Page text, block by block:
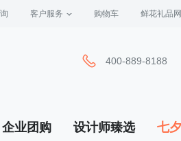
客户服务 购物车 鲜花礼品
400-889-8188
企业团购 设计师臻选 七